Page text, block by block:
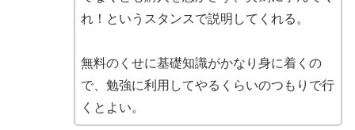
れ！というスタンスで説明してくれる。
無料のくせに基礎知識がかなり身に着くの
で、勉強に利用してやるくらいのつもりで行
くとよい。